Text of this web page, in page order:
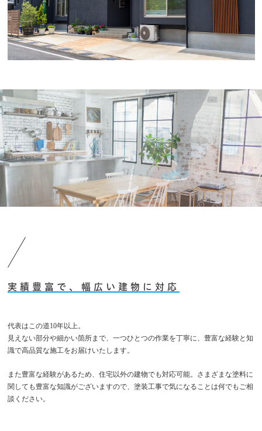
実績豊富で、幅広い建物に対応
代表はこの道10年以上。
見えない部分や細かい箇所まで、一つひとつの作業を丁寧に、豊富な経験と知
識で高品質な施工をお届けいたします。
また豊富な経験があるため、住宅以外の建物でも対応可能。さまざまな塗料に
関しても豊富な知識がございますので、塗装工事で気になることは何でもご相
談ください。